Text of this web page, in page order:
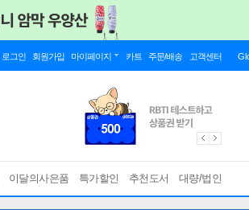
로그인 회원가입 마이페이지 카트 주문/배송 고객센터
이달의사은품 특가할인 추천도서 대량/법인